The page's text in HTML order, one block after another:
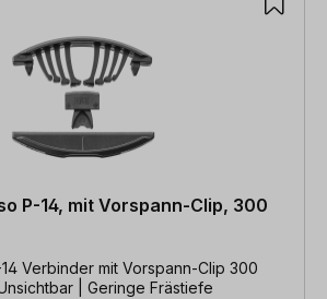
P-14, mit Vorspann-Clip, 300
Verbinder mit Vorspann-Clip 300
| Unsichtbar | Geringe Frästiefe